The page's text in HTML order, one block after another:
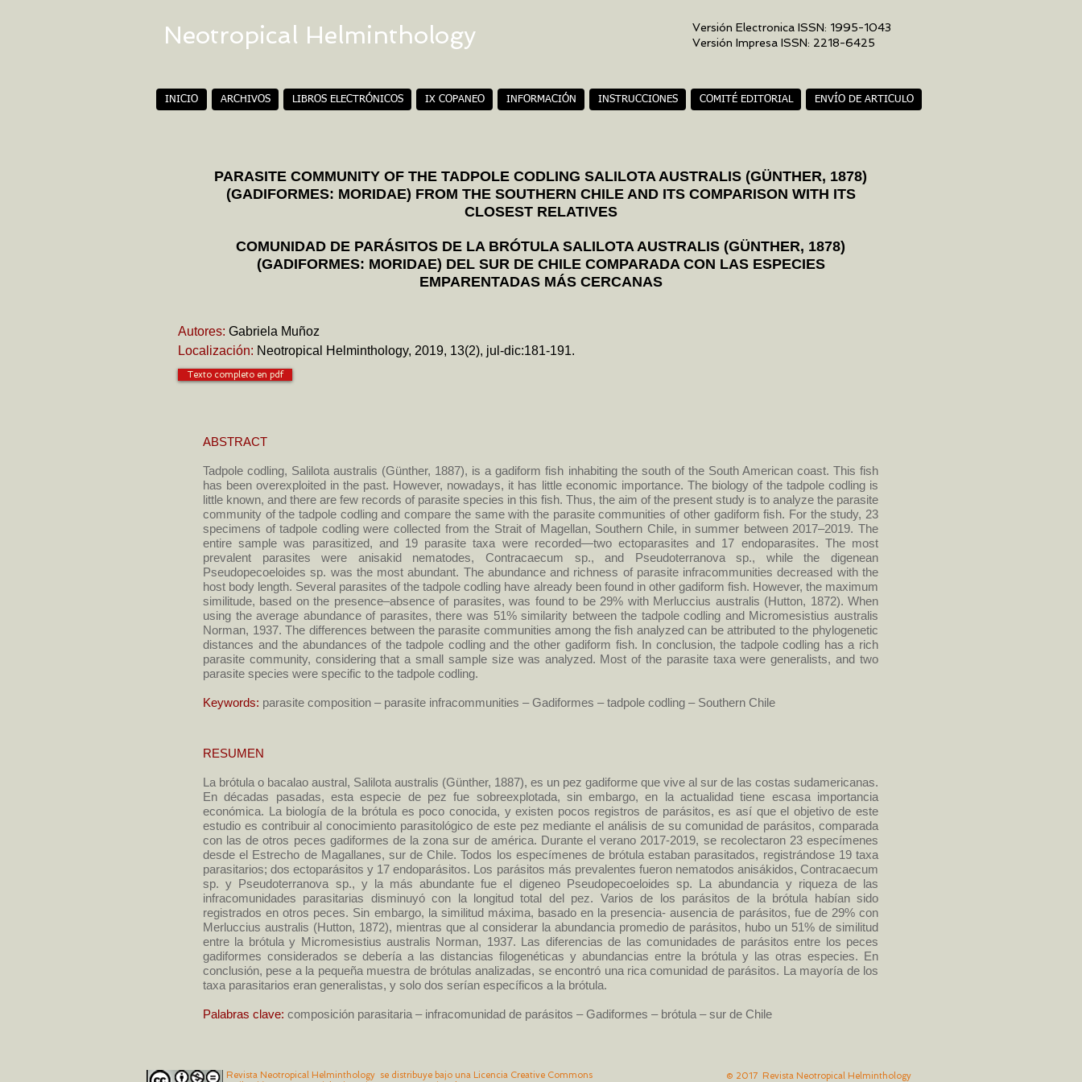
Neotropical Helminthology
Versión Electronica ISSN: 1995-1043
Versión Impresa ISSN: 2218-6425
INICIO ARCHIVOS LIBROS ELECTRÓNICOS IX COPANEO INFORMACIÓN INSTRUCCIONES COMITÉ EDITORIAL ENVÍO DE ARTICULO
PARASITE COMMUNITY OF THE TADPOLE CODLING SALILOTA AUSTRALIS (GÜNTHER, 1878)
(GADIFORMES: MORIDAE) FROM THE SOUTHERN CHILE AND ITS COMPARISON WITH ITS
CLOSEST RELATIVES
COMUNIDAD DE PARÁSITOS DE LA BRÓTULA SALILOTA AUSTRALIS (GÜNTHER, 1878)
(GADIFORMES: MORIDAE) DEL SUR DE CHILE COMPARADA CON LAS ESPECIES
EMPARENTADAS MÁS CERCANAS
Autores: Gabriela Muñoz
Localización: Neotropical Helminthology, 2019, 13(2), jul-dic:181-191.
Texto completo en pdf
ABSTRACT
Tadpole codling, Salilota australis (Günther, 1887), is a gadiform fish inhabiting the south of the South American coast. This fish
has been overexploited in the past. However, nowadays, it has little economic importance. The biology of the tadpole codling is
little known, and there are few records of parasite species in this fish. Thus, the aim of the present study is to analyze the parasite
community of the tadpole codling and compare the same with the parasite communities of other gadiform fish. For the study, 23
specimens of tadpole codling were collected from the Strait of Magellan, Southern Chile, in summer between 2017–2019. The
entire sample was parasitized, and 19 parasite taxa were recorded—two ectoparasites and 17 endoparasites. The most
prevalent parasites were anisakid nematodes, Contracaecum sp., and Pseudoterranova sp., while the digenean
Pseudopecoeloides sp. was the most abundant. The abundance and richness of parasite infracommunities decreased with the
host body length. Several parasites of the tadpole codling have already been found in other gadiform fish. However, the maximum
similitude, based on the presence–absence of parasites, was found to be 29% with Merluccius australis (Hutton, 1872). When
using the average abundance of parasites, there was 51% similarity between the tadpole codling and Micromesistius australis
Norman, 1937. The differences between the parasite communities among the fish analyzed can be attributed to the phylogenetic
distances and the abundances of the tadpole codling and the other gadiform fish. In conclusion, the tadpole codling has a rich
parasite community, considering that a small sample size was analyzed. Most of the parasite taxa were generalists, and two
parasite species were specific to the tadpole codling.
Keywords: parasite composition – parasite infracommunities – Gadiformes – tadpole codling – Southern Chile
RESUMEN
La brótula o bacalao austral, Salilota australis (Günther, 1887), es un pez gadiforme que vive al sur de las costas sudamericanas.
En décadas pasadas, esta especie de pez fue sobreexplotada, sin embargo, en la actualidad tiene escasa importancia
económica. La biología de la brótula es poco conocida, y existen pocos registros de parásitos, es así que el objetivo de este
estudio es contribuir al conocimiento parasitológico de este pez mediante el análisis de su comunidad de parásitos, comparada
con las de otros peces gadiformes de la zona sur de américa. Durante el verano 2017-2019, se recolectaron 23 especímenes
desde el Estrecho de Magallanes, sur de Chile. Todos los especímenes de brótula estaban parasitados, registrándose 19 taxa
parasitarios; dos ectoparásitos y 17 endoparásitos. Los parásitos más prevalentes fueron nematodos anisákidos, Contracaecum
sp. y Pseudoterranova sp., y la más abundante fue el digeneo Pseudopecoeloides sp. La abundancia y riqueza de las
infracomunidades parasitarias disminuyó con la longitud total del pez. Varios de los parásitos de la brótula habían sido
registrados en otros peces. Sin embargo, la similitud máxima, basado en la presencia- ausencia de parásitos, fue de 29% con
Merluccius australis (Hutton, 1872), mientras que al considerar la abundancia promedio de parásitos, hubo un 51% de similitud
entre la brótula y Micromesistius australis Norman, 1937. Las diferencias de las comunidades de parásitos entre los peces
gadiformes considerados se debería a las distancias filogenéticas y abundancias entre la brótula y las otras especies. En
conclusión, pese a la pequeña muestra de brótulas analizadas, se encontró una rica comunidad de parásitos. La mayoría de los
taxa parasitarios eran generalistas, y solo dos serían específicos a la brótula.
Palabras clave: composición parasitaria – infracomunidad de parásitos – Gadiformes – brótula – sur de Chile
Revista Neotropical Helminthology se distribuye bajo una Licencia Creative Commons
© 2017 Revista Neotropical Helminthology